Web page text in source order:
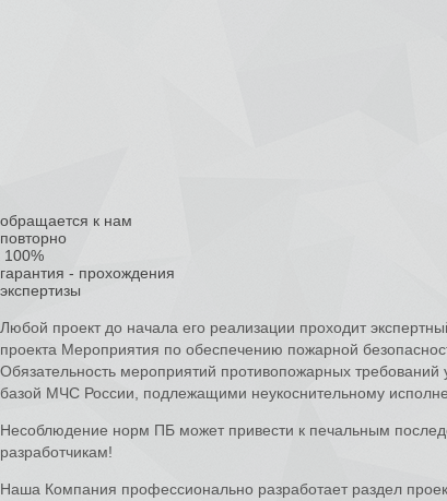
обращается к нам
повторно
100%
гарантия - прохождения
экспертизы
Любой проект до начала его реализации проходит
проекта Мероприятия по обеспечению пожарной
Обязательность мероприятий противопожарных
базой МЧС России, подлежащими неукоснительному
Несоблюдение норм ПБ может привести к печальным
разработчикам!
Наша Компания профессионально разработает раздел